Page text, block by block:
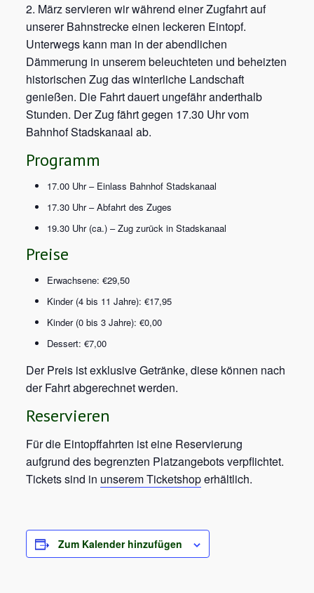
2. März servieren wir während einer Zugfahrt auf
unserer Bahnstrecke einen leckeren Eintopf.
Unterwegs kann man in der abendlichen
Dämmerung in unserem beleuchteten und beheizten
historischen Zug das winterliche Landschaft
genießen. Die Fahrt dauert ungefähr anderthalb
Stunden. Der Zug fährt gegen 17.30 Uhr vom
Bahnhof Stadskanaal ab.
Programm
17.00 Uhr – Einlass Bahnhof Stadskanaal
17.30 Uhr – Abfahrt des Zuges
19.30 Uhr (ca.) – Zug zurück in Stadskanaal
Preise
Erwachsene: €29,50
Kinder (4 bis 11 Jahre): €17,95
Kinder (0 bis 3 Jahre): €0,00
Dessert: €7,00
Der Preis ist exklusive Getränke, diese können nach
der Fahrt abgerechnet werden.
Reservieren
Für die Eintopffahrten ist eine Reservierung
aufgrund des begrenzten Platzangebots verpflichtet.
Tickets sind in unserem Ticketshoperhältlich.
Zum Kalender hinzufügen